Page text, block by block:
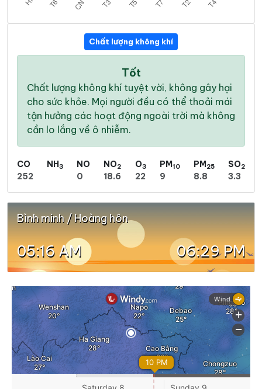
Chất lượng không khí
Tốt
Chất lượng không khí tuyệt vời, không gây hại
cho sức khỏe. Mọi người đều có thể thoải mái
tận hưởng các hoạt động ngoài trời mà không
cần lo lắng về ô nhiễm.
CO
252
NH3
NO
0
NO2
18.6
O3
22
PM10
9
PM25
8.8
SO2
3.3
Bình minh / Hoàng hôn
05:16 AM 06:29 PM